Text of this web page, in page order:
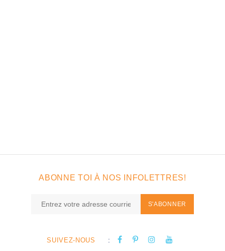
ABONNE TOI À NOS INFOLETTRES!
S'ABONNER
SUIVEZ-NOUS :